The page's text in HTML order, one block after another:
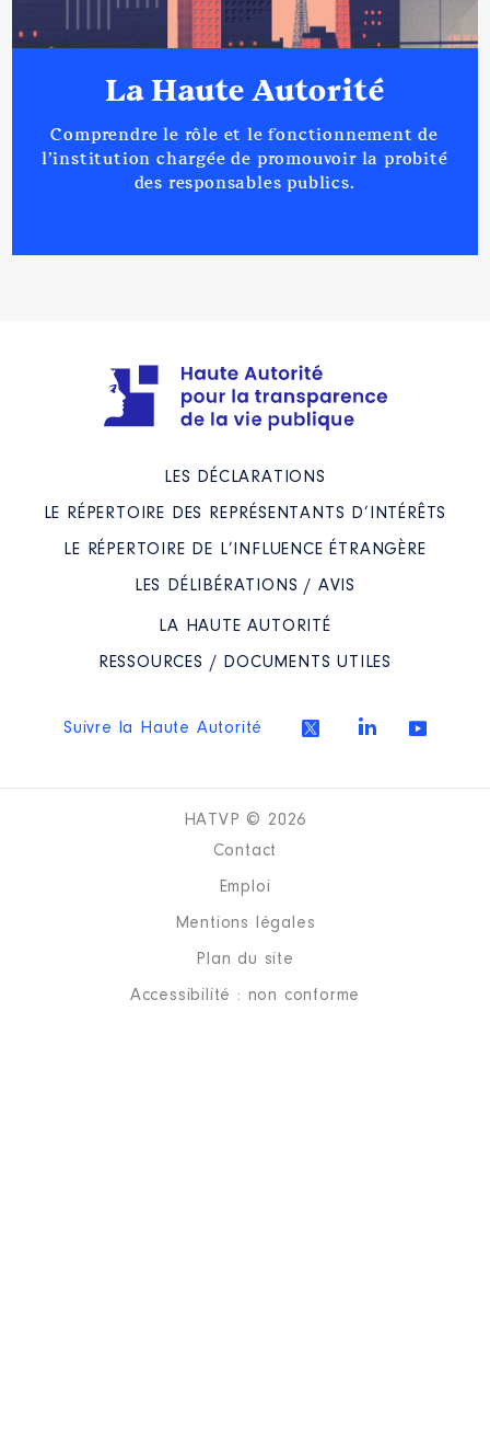
La Haute Autorité
Comprendre le rôle et le fonctionnement de
l’institution chargée de promouvoir la probité
des responsables publics.
LES DÉCLARATIONS
LE RÉPERTOIRE DES REPRÉSENTANTS D’INTÉRÊTS
LE RÉPERTOIRE DE L’INFLUENCE ÉTRANGÈRE
LES DÉLIBÉRATIONS / AVIS
LA HAUTE AUTORITÉ
RESSOURCES / DOCUMENTS UTILES
Suivre la Haute Autorité
HATVP © 2026
Contact
Emploi
Mentions légales
Plan du site
Accessibilité : non conforme